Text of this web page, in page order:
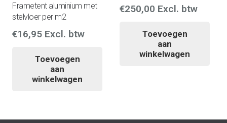
Frametent aluminium met
stelvloer per m2
€16,95 Excl. btw
Toevoegen
aan
winkelwagen
€250,00 Excl. btw
Toevoegen
aan
winkelwagen